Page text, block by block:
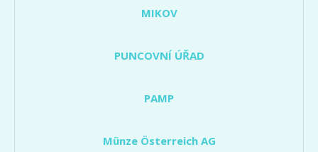
MIKOV
PUNCOVNÍ ÚŘAD
PAMP
Münze Österreich AG